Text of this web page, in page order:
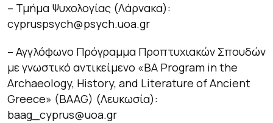
– Τμήμα Ψυχολογίας (Λάρνακα):
cypruspsych@psych.uoa.gr
– Αγγλόφωνο Πρόγραμμα Προπτυχιακών Σπουδών
με γνωστικό αντικείμενο «BA Program in the
Archaeology, History, and Literature of Ancient
Greece» (BAAG) (Λευκωσία):
baag_cyprus@uoa.gr